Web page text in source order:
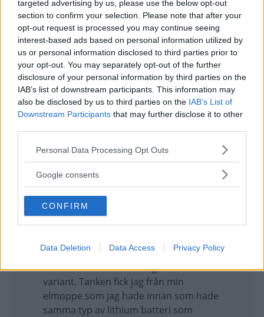
targeted advertising by us, please use the below opt-out
section to confirm your selection. Please note that after your
opt-out request is processed you may continue seeing
interest-based ads based on personal information utilized by
us or personal information disclosed to third parties prior to
your opt-out. You may separately opt-out of the further
disclosure of your personal information by third parties on the
IAB’s list of downstream participants. This information may
also be disclosed by us to third parties on the IAB’s List of
Downstream Participants that may further disclose it to other
Please note that this website/app uses one or more Google
not limited to your visit or usage behaviour. You may click to
use your data for below specified purposes in below Google
consent section.
Personal Data Processing Opt Outs
Google consents
CONFIRM
Data Deletion Data Access Privacy Policy
bejje
För att glida iväg en aning från ämnet,
men ändå stanna kvar vid laddare så
tänkte jag nämna att batterier till
mororcyklar kan vara ett problem. Man
kör dom ju inte på vintern, eller de
flesta gör det inte och batteriet drar ur
under vintern om man inte
underhållsladdar det.
senast ut startbatteriet mot ett LiFePO
batteri istället som är någon lithium
variant. Tanken fick jag från min
elmoppe som jag hade innan som hade
samma typ av lithium batteri som